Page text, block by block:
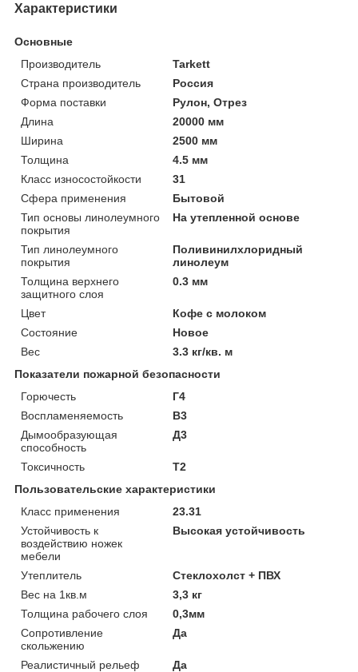
Характеристики
Основные
Производитель
Tarkett
Страна производитель
Россия
Форма поставки
Рулон, Отрез
Длина
20000 мм
Ширина
2500 мм
Толщина
4.5 мм
Класс износостойкости
31
Сфера применения
Бытовой
Тип основы линолеумного
покрытия
На утепленной основе
Тип линолеумного
покрытия
Поливинилхлоридный
линолеум
Толщина верхнего
защитного слоя
0.3 мм
Цвет
Кофе с молоком
Состояние
Новое
Вес
3.3 кг/кв. м
Показатели пожарной безопасности
Горючесть
Г4
Воспламеняемость
В3
Дымообразующая
способность
Д3
Токсичность
Т2
Пользовательские характеристики
Класс применения
23.31
Устойчивость к
воздействию ножек
мебели
Высокая устойчивость
Утеплитель
Стеклохолст + ПВХ
Вес на 1кв.м
3,3 кг
Толщина рабочего слоя
0,3мм
Сопротивление
скольжению
Да
Реалистичный рельеф
Да